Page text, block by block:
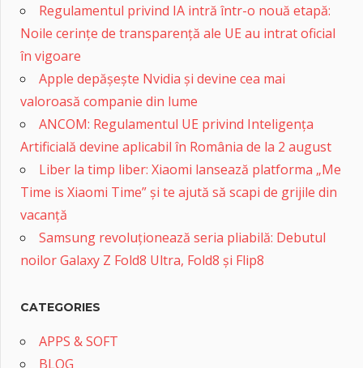
Regulamentul privind IA intră într-o nouă etapă:
Noile cerințe de transparență ale UE au intrat oficial
în vigoare
Apple depășește Nvidia și devine cea mai
valoroasă companie din lume
ANCOM: Regulamentul UE privind Inteligența
Artificială devine aplicabil în România de la 2 august
Liber la timp liber: Xiaomi lansează platforma „Me
Time is Xiaomi Time” și te ajută să scapi de grijile din
vacanță
Samsung revoluționează seria pliabilă: Debutul
noilor Galaxy Z Fold8 Ultra, Fold8 și Flip8
CATEGORIES
APPS & SOFT
BLOG